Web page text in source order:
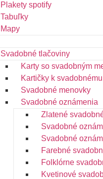
Plakety spotify
Tabuľky
Mapy
Svadobné tlačoviny
Karty so svadobným
Kartičky k
Svadobné menovky
Svadobné oznámenia
Zlatené
Svadobné
Svadobné
Farebné
Folklórne
Kvetinové